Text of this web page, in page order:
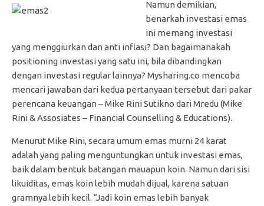
Namun demikian,
benarkah investasi emas
ini memang investasi
yang menggiurkan dan anti inflasi? Dan bagaimanakah
positioning investasi yang satu ini, bila dibandingkan
dengan investasi regular lainnya? Mysharing.co mencoba
mencari jawaban dari kedua pertanyaan tersebut dari pakar
perencana keuangan – Mike Rini Sutikno dari Mredu (Mike
Rini & Assosiates – Financial Counselling & Educations).
Menurut Mike Rini, secara umum emas murni 24 karat
adalah yang paling menguntungkan untuk investasi emas,
baik dalam bentuk batangan mauapun koin. Namun dari sisi
likuiditas, emas koin lebih mudah dijual, karena satuan
gramnya lebih kecil. “Jadi koin emas lebih banyak